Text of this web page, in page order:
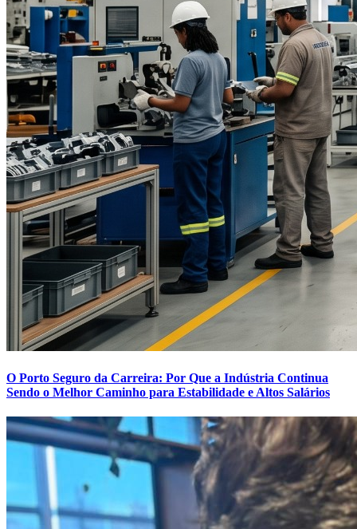
O Porto Seguro da Carreira: Por Que a Indústria Continua
Sendo o Melhor Caminho para Estabilidade e Altos Salários